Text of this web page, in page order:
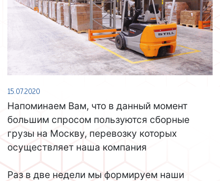
15.07.2020
Напоминаем Вам, что в данный момент
большим спросом пользуются сборные
грузы на Москву, перевозку которых
осуществляет наша компания
Раз в две недели мы формируем наши